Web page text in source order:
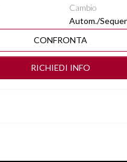
Cambio
Autom./
CONFRONTA
RICHIEDI INFO